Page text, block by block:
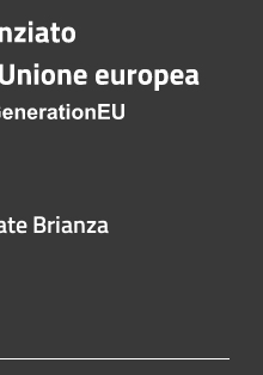
Brianza